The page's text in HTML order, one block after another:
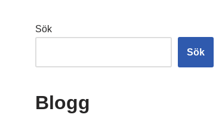
Sök
Sök
Blogg